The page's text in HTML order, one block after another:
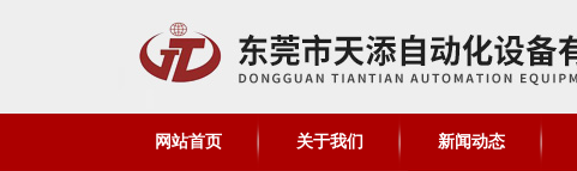
网站首页 关于我们 新闻动态